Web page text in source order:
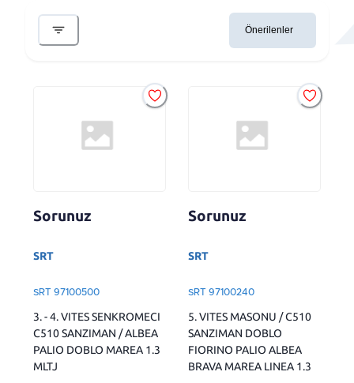
Sorunuz
SRT
SRT 97100500
3. - 4. VITES SENKROMECI
C510 SANZIMAN / ALBEA
PALIO DOBLO MAREA 1.3
MLTJ
Sorunuz
SRT
SRT 97100240
5. VITES MASONU / C510
SANZIMAN DOBLO
FIORINO PALIO ALBEA
BRAVA MAREA LINEA 1.3